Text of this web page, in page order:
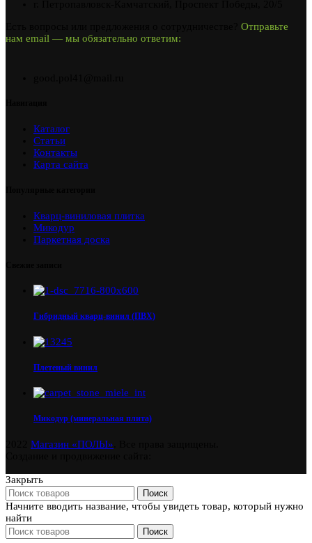
Отправьте
нам email — мы обязательно ответим:
Каталог
Статьи
Контакты
Карта сайта
Кварц-виниловая плитка
Микодур
Паркетная доска
Гибридный кварц-винил (ПВХ)
Плетеный винил
Микодур (минеральная плита)
Магазин «ПОЛЫ»
Закрыть
Поиск
Начните вводить название, чтобы увидеть товар, который нужно
найти
Поиск